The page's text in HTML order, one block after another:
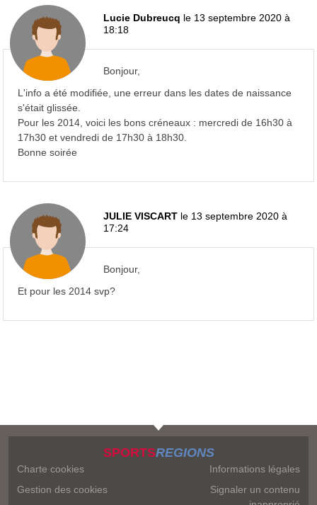
Lucie Dubreucq le 13 septembre 2020 à
18:18
Bonjour,
L'info a été modifiée, une erreur dans les dates de naissance
s'était glissée.
Pour les 2014, voici les bons créneaux : mercredi de 16h30 à
17h30 et vendredi de 17h30 à 18h30.
Bonne soirée
JULIE VISCART le 13 septembre 2020 à
17:24
Bonjour,
Et pour les 2014 svp?
SPORTSREGIONS
Charte cookies
Gestion des cookies
Informations légales
Signaler un contenu